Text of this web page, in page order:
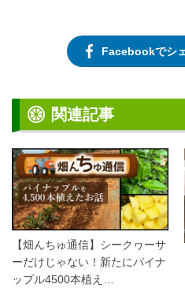
Facebookでシ
関連記事
【畑んちゅ通信】シークヮーサ
ーだけじゃない！新たにパイナ
ップル4500本植え…